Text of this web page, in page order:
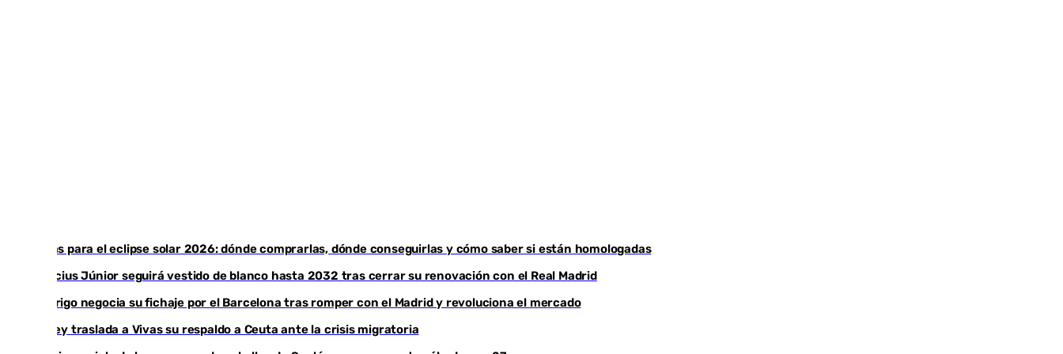
Gafas para el eclipse solar 2026: dónde comprarlas, dónde conseguirlas y cómo saber si están homologadas
Vinícius Júnior seguirá vestido de blanco hasta 2032 tras cerrar su renovación con el Real Madrid
Rodrigo negocia su fichaje por el Barcelona tras romper con el Madrid y revoluciona el mercado
El Rey traslada a Vivas su respaldo a Ceuta ante la crisis migratoria